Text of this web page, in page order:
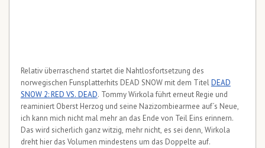
Relativ überraschend startet die Nahtlosfortsetzung des
norwegischen Funsplatterhits DEAD SNOW mit dem TitelDEAD
SNOW 2: RED VS. DEAD. Tommy Wirkola führt erneut Regie und
reaminiert Oberst Herzog und seine Nazizombiearmee auf´s Neue,
ich kann mich nicht mal mehr an das Ende von Teil Eins erinnern.
Das wird sicherlich ganz witzig, mehr nicht, es sei denn, Wirkola
dreht hier das Volumen mindestens um das Doppelte auf.